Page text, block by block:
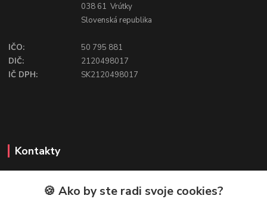
038 61 Vrútky
Slovenská republika
IČO:
50 795 881
DIČ:
2120498017
IČ DPH:
SK2120498017
Kontakty
FIREFLY SHOP🍪 Ako by ste radi svoje cookies?